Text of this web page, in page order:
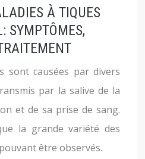
À TIQUES
SYMPTÔMES,
sont causées par divers
par la salive de la
et de sa prise de sang.
la grande variété des
être observés.